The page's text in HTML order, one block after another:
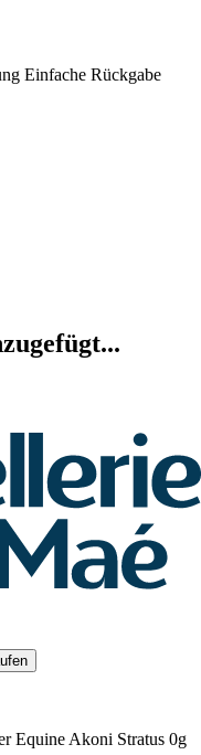
Einfache Rückgabe
Equine Akoni Stratus 0g